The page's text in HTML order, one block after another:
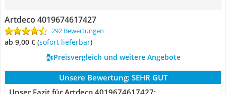
Artdeco 4019674617427
292 Bewertungen
ab 9,00 € ( Sofort lieferbar)
Preisvergleich und weitere Angebote
Unsere Bewertung: SEHR GUT
Unser Fazit für Artdeco 4019674617427: